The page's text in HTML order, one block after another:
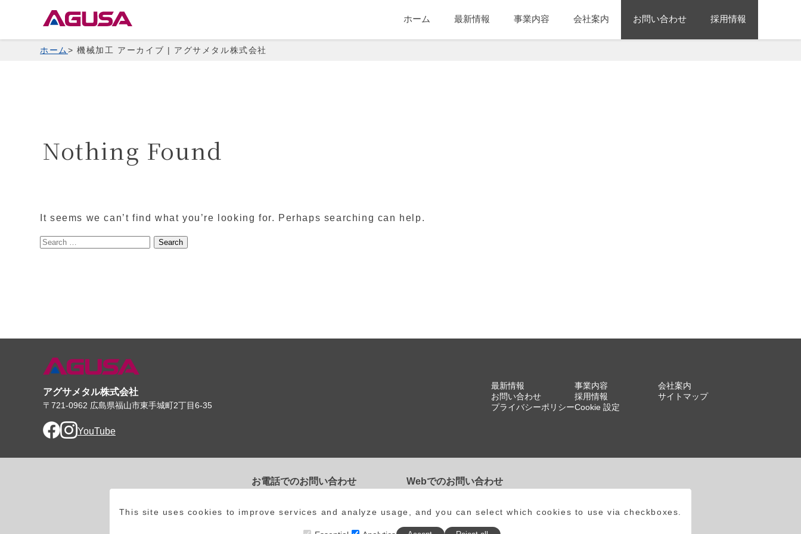
ホーム 最新情報 事業内容 会社案内 お問い合わせ 採用情報
ホーム 機械加工 アーカイブ | アグサメタル株式会社
Nothing Found
It seems we can’t find what you’re looking for. Perhaps searching can help.
Search
アグサメタル株式会社
〒721-0962 広島県福山市東手城町2丁目6-35
Facebook
Instagram
YouTube
お電話でのお問い合わせ
084-983-3761
Webでのお問い合わせ
最新情報 事業内容
会社案内
お問い合わせ
採用情報
サイトマップ
プライバシーポリシーCookie 設定
This site uses cookies to improve services and analyze usage, and you can select which cookies to use via checkboxes.